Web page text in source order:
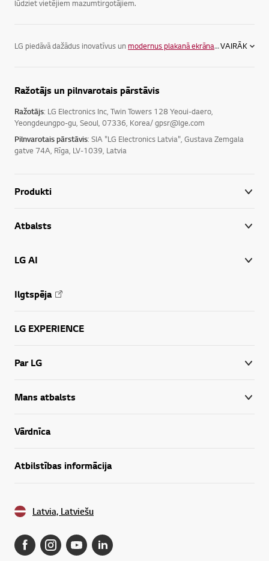
lūdziet vietējiem mazumtirgotājiem.
LG piedāvā dažādus inovatīvus unmodernus plakanā ekrāna televizorus , lai
VAIRĀK
Ražotājs un pilnvarotais pārstāvis
Ražotājs: LG Electronics Inc, Twin Towers 128 Yeoui-daero,
Yeongdeungpo-gu, Seoul, 07336, Korea/ gpsr@lge.com
Pilnvarotais pārstāvis: SIA "LG Electronics Latvia", Gustava Zemgala
gatve 74A, Rīga, LV-1039, Latvia
Produkti
Atbalsts
LG AI
Ilgtspēja
LG EXPERIENCE
Par LG
Mans atbalsts
Vārdnīca
Atbilstības informācija
Latvia, Latviešu